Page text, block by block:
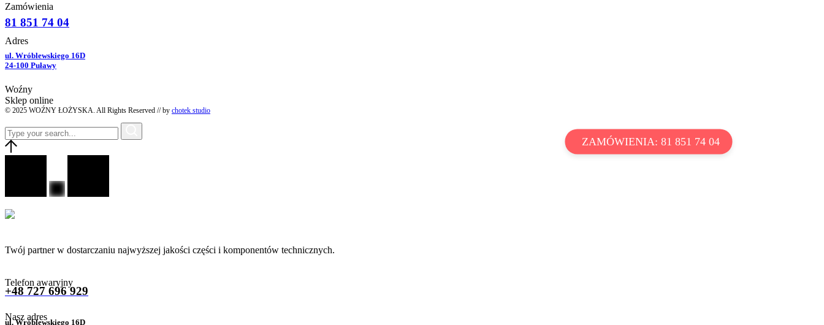
ZAMÓWIENIA: 81 851 74 04
Zamówienia
81 851 74 04
Adres
ul. Wróblewskiego 16D
24-100 Puławy
Woźny
Sklep online
© 2025 WOŹNY ŁOŻYSKA. All Rights Reserved // by chotek studio
Twój partner w dostarczaniu najwyższej jakości części i komponentów technicznych.
Telefon awaryjny
+48 727 696 929
Nasz adres
ul. Wróblewskiego 16D